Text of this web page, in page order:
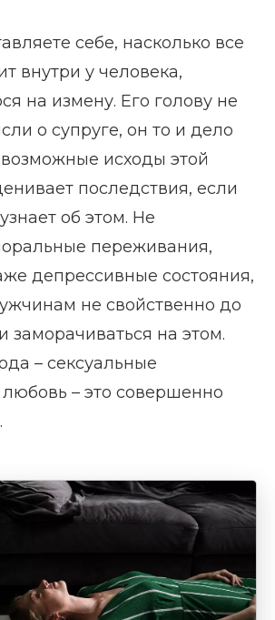
себе, насколько все
внутри у человека,
на измену. Его голову не
о супруге, он то и дело
исходы этой
последствия, если
об этом. Не
переживания,
депрессивные состояния,
не свойственно до
заморачиваться на этом.
– сексуальные
– это совершенно